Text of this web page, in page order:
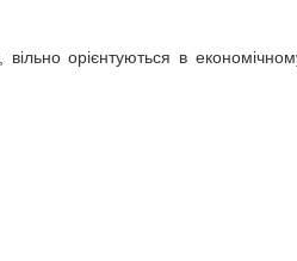
орієнтуються в